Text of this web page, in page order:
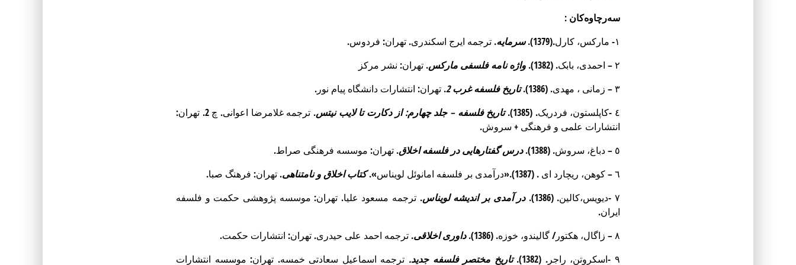
سەرچاوەکان :
١- مارکس، کارل.(1379).
سرمایه. ترجمه ایرج اسکندری. تهران: فردوس.
٢ – احمدی، بابک. (1382).
واژه نامه فلسفی مارکس. تهران: نشر مرکز
٣ – زمانی ، مهدی. (1386).
تاریخ فلسفه غرب 2 . تهران: انتشارات دانشگاه پیام نور.
٤ -کاپلستون، فردریک. (1385).
تاریخ فلسفه – جلد چهارم: از دکارت تا لایب نیتس
. ترجمه غلامرضا اعوانی. چ 2. تهران:
انتشارات علمی و فرهنگی + سروش.
٥ – دباغ، سروش. (1388).
درس گفتارهایی در فلسفه اخلاق. تهران: موسسه فرهنگی صراط.
٦ – کوهن، ریچارد ای . (1387).«درآمدی بر فلسفه امانوئل لویناس».
کتاب اخلاق و نامتناهی. تهران: فرهنگ صبا.
٧ -دیویس،کالین. (1386).
در آمدی بر اندیشه لویناس. ترجمه مسعود علیا. تهران: موسسه پژوهشی حکمت و فلسفه
ایران.
٨ – زاگال، هکتور/ گالیندو، خوزه. (1386).
داوری اخلاقی. ترجمه احمد علی حیدری. تهران: انتشارات حکمت.
٩ -اسکروتن، راجر. (1382).
تاریخ مختصر فلسفه جدید. ترجمه اسماعیل سعادتی خمسه. تهران: موسسه انتشارات